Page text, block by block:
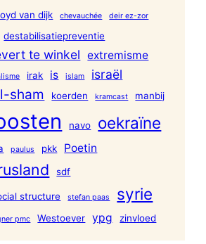
van dijk chevauchée deir ez-zor
destabilisatiepreventie
te winkel extremisme
irak is islam israël
sham koerden kramcast manbij
navo oekraïne
paulus pkk Poetin
sdf
structure stefan paas syrie
pmc Westoever ypg zinvloed